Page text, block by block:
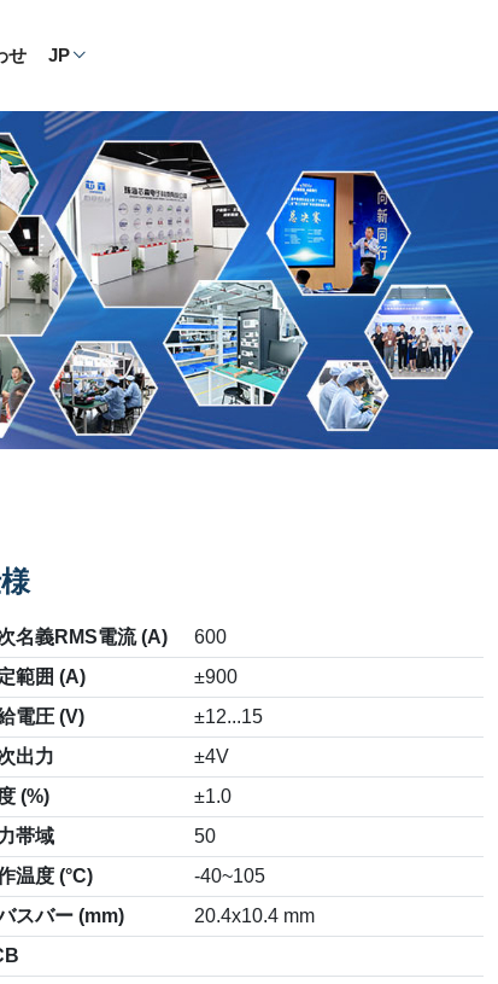
せ JP
名義RMS電流 (A)
600
範囲 (A)
±900
電圧 (V)
±12...15
出力
±4V
(%)
±1.0
帯域
50
温度 (°C)
-40~105
スバー (mm)
20.4x10.4 mm